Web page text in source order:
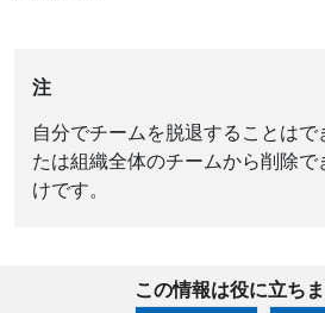
注
自分でチームを脱退することはで
たは組織全体のチームから削除
けです。
この情報は役に立ち